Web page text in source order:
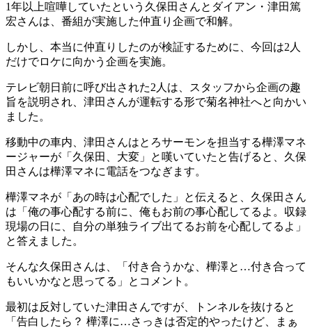
1年以上喧嘩していたという久保田さんとダイアン・津田篤
宏さんは、番組が実施した仲直り企画で和解。
しかし、本当に仲直りしたのが検証するために、今回は2人
だけでロケに向かう企画を実施。
テレビ朝日前に呼び出された2人は、スタッフから企画の趣
旨を説明され、津田さんが運転する形で菊名神社へと向かい
ました。
移動中の車内、津田さんはとろサーモンを担当する樺澤マネ
ージャーが「久保田、大変」と嘆いていたと告げると、久保
田さんは樺澤マネに電話をつなぎます。
樺澤マネが「あの時は心配でした」と伝えると、久保田さん
は「俺の事心配する前に、俺もお前の事心配してるよ。収録
現場の日に、自分の単独ライブ出てるお前を心配してるよ」
と答えました。
そんな久保田さんは、「付き合うかな、樺澤と…付き合って
もいいかなと思ってる」とコメント。
最初は反対していた津田さんですが、トンネルを抜けると
「告白したら？ 樺澤に…さっきは否定的やったけど、まぁ